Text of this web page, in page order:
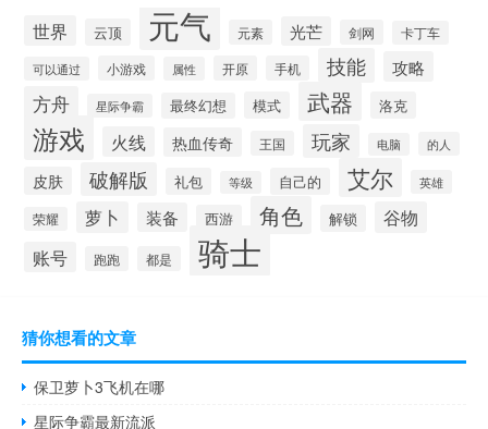
世界 云顶 元气 元素 光芒 剑网 卡丁车
可以通过 小游戏 属性 开原 手机 技能 攻略
方舟 星际争霸 最终幻想 模式 武器 洛克
游戏 火线 热血传奇 王国 玩家 电脑 的人
皮肤 破解版 礼包 等级 自己的 艾尔 英雄
荣耀 萝卜 装备 西游 角色 解锁 谷物
账号 跑跑 都是 骑士
猜你想看的文章
保卫萝卜3飞机在哪
星际争霸最新流派